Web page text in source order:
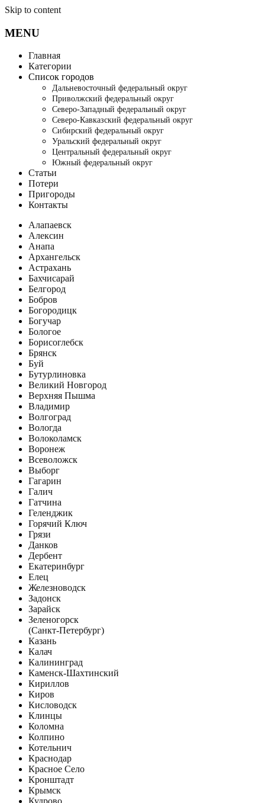
Skip to content
MENU
Главная
Категории
Список городов
Дальневосточный федеральный округ
Приволжский федеральный округ
Северо-Западный федеральный округ
Северо-Кавказский федеральный округ
Сибирский федеральный округ
Уральский федеральный округ
Центральный федеральный округ
Южный федеральный округ
Статьи
Потери
Пригороды
Контакты
Алапаевск
Алексин
Анапа
Архангельск
Астрахань
Бахчисарай
Белгород
Бобров
Богородицк
Богучар
Бологое
Борисоглебск
Брянск
Буй
Бутурлиновка
Великий Новгород
Верхняя Пышма
Владимир
Волгоград
Вологда
Волоколамск
Воронеж
Всеволожск
Выборг
Гагарин
Галич
Гатчина
Геленджик
Горячий Ключ
Грязи
Данков
Дербент
Екатеринбург
Елец
Железноводск
Задонск
Зарайск
Зеленогорск
(Санкт-Петербург)
Казань
Калач
Калининград
Каменск-Шахтинский
Кириллов
Киров
Кисловодск
Клинцы
Коломна
Колпино
Котельнич
Краснодар
Красное Село
Кронштадт
Крымск